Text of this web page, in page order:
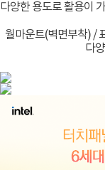
다양한 용도로 활용이
월마운트(벽면부착) /
다